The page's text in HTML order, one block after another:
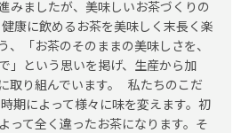
みましたが、美味しいお茶づくりの
康に飲めるお茶を美味しく末長く楽
、「お茶のそのままの美味しさを、
」という思いを掲げ、生産から加
取り組んでいます。 私たちのこだ
期によって様々に味を変えます。初
って全く違ったお茶になります。そ